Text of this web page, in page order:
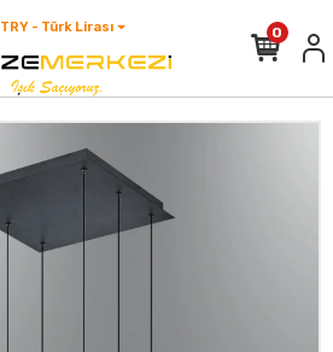
TRY - Türk Lirası 0